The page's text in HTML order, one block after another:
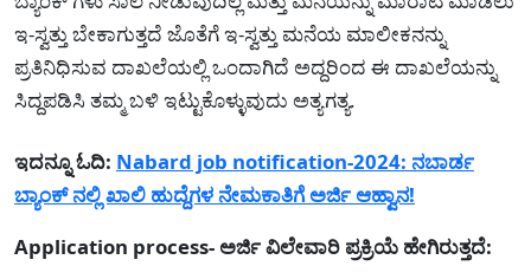
ಇ-ಸ್ವತ್ತು ಬೇಕಾಗುತ್ತದೆ ಜೊತೆಗೆ ಇ-ಸ್ವತ್ತು ಮನೆಯ ಮಾಲೀಕನನ್ನು
ಪ್ರತಿನಿಧಿಸುವ ದಾಖಲೆಯಲ್ಲಿ ಒಂದಾಗಿದೆ ಅದ್ದರಿಂದ ಈ ದಾಖಲೆಯನ್ನು
ಸಿದ್ದಪಡಿಸಿ ತಮ್ಮ ಬಳಿ ಇಟ್ಟುಕೊಳ್ಳುವುದು ಅತ್ಯಗತ್ಯ.
ಇದನ್ನೂ ಓದಿ: Nabard job notification-2024: ನಬಾರ್ಡ
ಬ್ಯಾಂಕ್ ನಲ್ಲಿ ಖಾಲಿ ಹುದ್ದೆಗಳ ನೇಮಕಾತಿಗೆ ಅರ್ಜಿ ಆಹ್ವಾನ!
Application process- ಅರ್ಜಿ ವಿಲೇವಾರಿ ಪ್ರಕ್ರಿಯೆ ಹೇಗಿರುತ್ತದೆ: